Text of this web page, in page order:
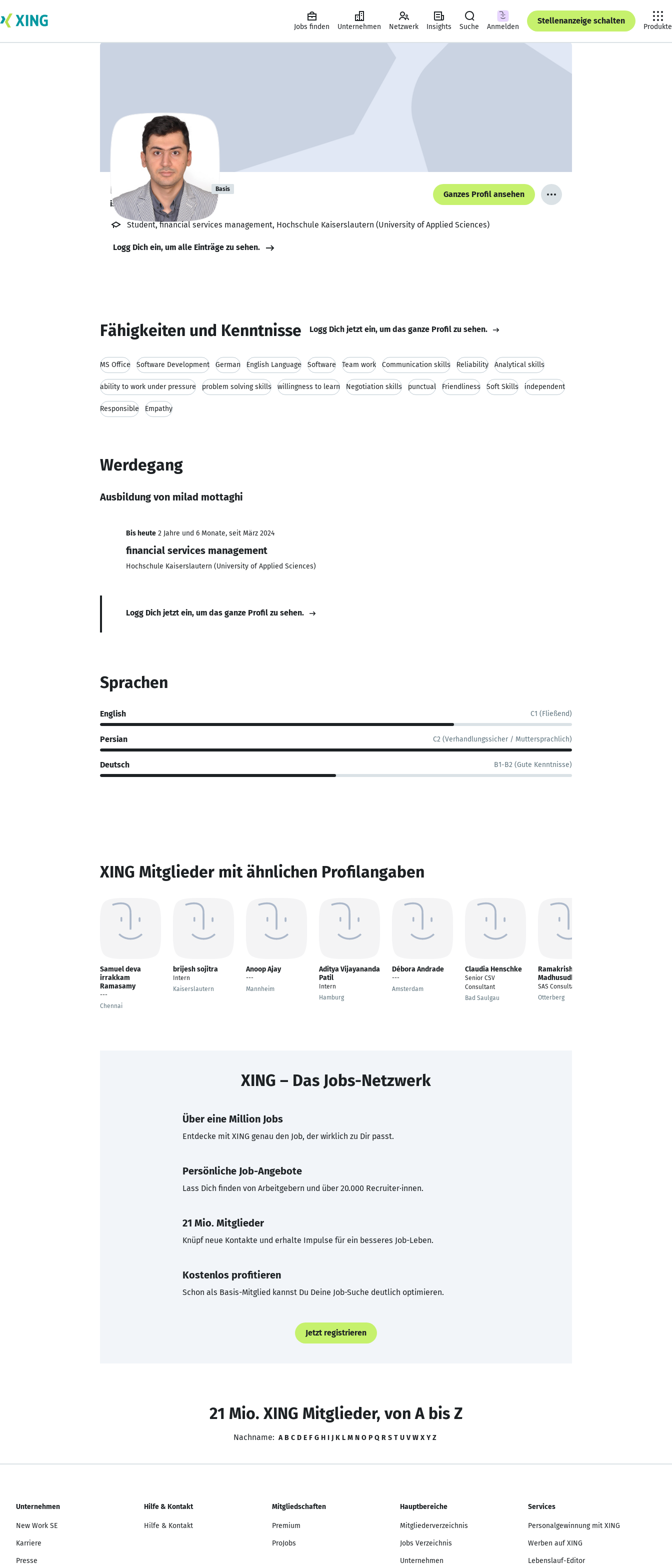
Jobs finden Unternehmen Netzwerk Insights Suche Anmelden
Stellenanzeige schalten
Produkte
milad mottaghi Basis
is writing exams.
Ganzes Profil ansehen
Student, financial services management, Hochschule Kaiserslautern (University of Applied Sciences)
Logg Dich ein, um alle Einträge zu sehen.
Fähigkeiten und Kenntnisse Logg Dich jetzt ein, um das ganze Profil zu sehen.
MS Office Software Development German English Language Software Team work Communication skills Reliability Analytical skills
ability to work under pressure problem solving skills willingness to learn Negotiation skills punctual Friendliness Soft Skills independent
Responsible Empathy
Werdegang
Ausbildung von milad mottaghi
Bis heute 2 Jahre und 6 Monate, seit März 2024
financial services management
Hochschule Kaiserslautern (University of Applied Sciences)
Logg Dich jetzt ein, um das ganze Profil zu sehen.
Sprachen
English C1 (Fließend)
Persian C2 (Verhandlungssicher / Muttersprachlich)
Deutsch B1-B2 (Gute Kenntnisse)
XING Mitglieder mit ähnlichen Profilangaben
Samuel deva
irrakkam
Ramasamy
---
Chennai
brijesh sojitra
Intern
Kaiserslautern
Anoop Ajay
---
Mannheim
Aditya Vijayananda
Patil
Intern
Hamburg
Débora Andrade
---
Amsterdam
Claudia Henschke
Senior CSV
Consultant
Bad Saulgau
Ramakrishna
Madhusudhan
SAS Consultant
Otterberg
XING – Das Jobs-Netzwerk
Über eine Million Jobs
Entdecke mit XING genau den Job, der wirklich zu Dir passt.
Persönliche Job-Angebote
Lass Dich finden von Arbeitgebern und über 20.000 Recruiter·innen.
21 Mio. Mitglieder
Knüpf neue Kontakte und erhalte Impulse für ein besseres Job-Leben.
Kostenlos profitieren
Schon als Basis-Mitglied kannst Du Deine Job-Suche deutlich optimieren.
Jetzt registrieren
21 Mio. XING Mitglieder, von A bis Z
Nachname: A B C D E F G H I J K L M N O P Q R S T U V W X Y Z
Unternehmen
New Work SE
Karriere
Presse
Hilfe & Kontakt
Hilfe & Kontakt
Mitgliedschaften
Premium
ProJobs
Hauptbereiche
Mitgliederverzeichnis
Jobs Verzeichnis
Unternehmen
Services
Personalgewinnung mit XING
Werben auf XING
Lebenslauf-Editor